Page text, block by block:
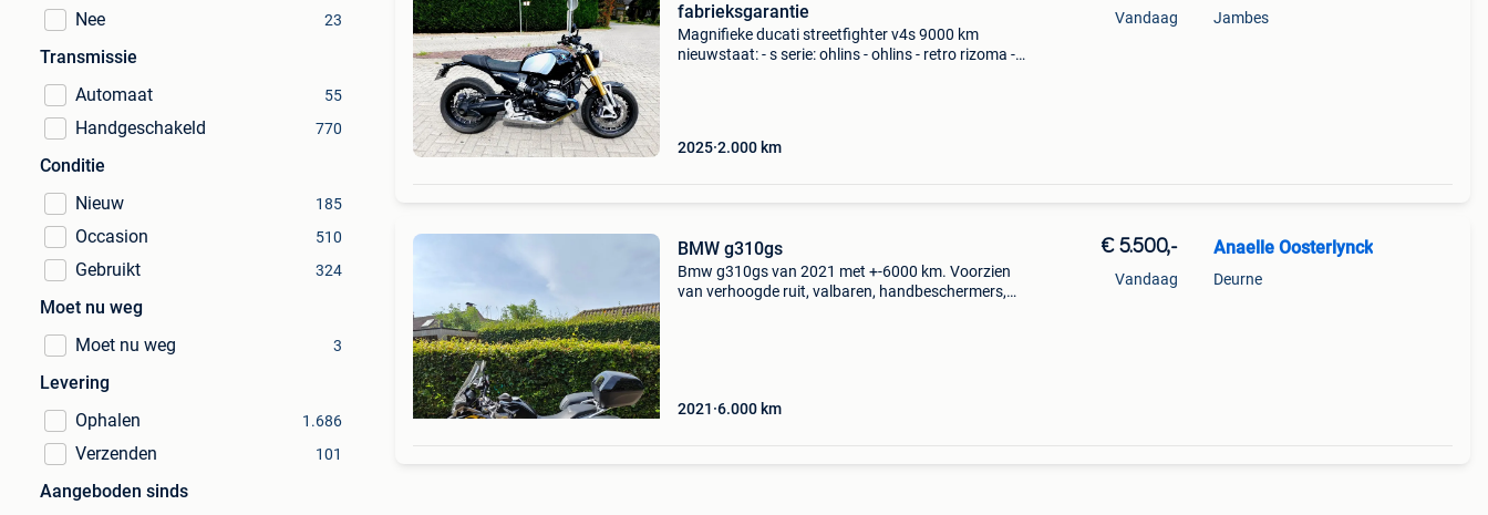
Nee 23
Transmissie
Automaat
55
Handgeschakeld 770
Conditie
Nieuw
185
Occasion 510
Gebruikt 324
Moet nu weg
Moet nu weg
3
Levering
Ophalen
1.686
Verzenden 101
Aangeboden sinds
fabrieksgarantie
Magnifieke ducati streetfighter v4s 9000 km
nieuwstaat: - s serie: ohlins - ohlins - retro rizoma -
2025 2.000 km
Vandaag Jambes
BMW g310gs
Bmw g310gs van 2021 met +-6000 km. Voorzien
van verhoogde ruit, valbaren, handbeschermers,
2021 6.000 km
€ 5.500,-
Vandaag
Anaelle Oosterlynck
Deurne